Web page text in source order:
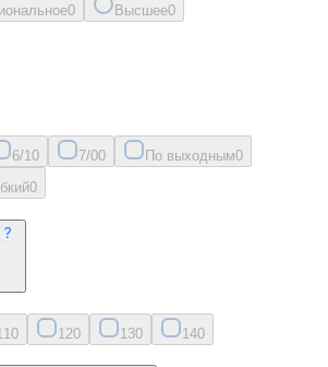
0 Высшее0
6/10 7/00 По выходным0
0
0 120 130 140